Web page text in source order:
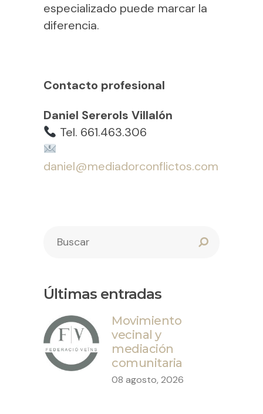
especializado puede marcar la
diferencia.
Contacto profesional
Daniel Sererols Villalón
Tel. 661.463.306
daniel@mediadorconflictos.com
Últimas entradas
Movimiento
vecinal y
mediación
comunitaria
08 agosto, 2026